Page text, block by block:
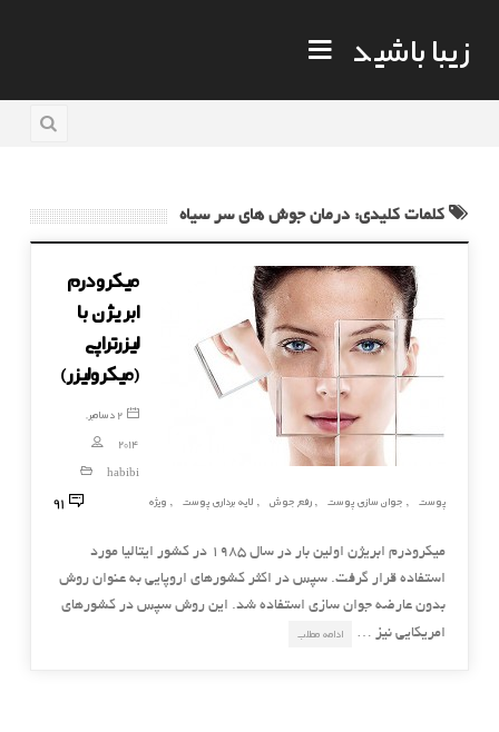
زیبا باشید
کلمات کلیدی: درمان جوش های سر سیاه
میکرودرم
ابریژن با
لیزرتراپی
(میکرولیزر)
2 دسامبر,
2014
habibi
پوست
, جوان سازی پوست , رفع جوش , لایه برداری پوست , ویژه 91
میکرودرم ابریژن اولین بار در سال ۱۹۸۵ در کشور ایتالیا مورد
استفاده قرار گرفت. سپس در اکثر کشورهای اروپایی به عنوان روش
بدون عارضه جوان سازی استفاده شد. این روش سپس در کشورهای
امریکایی نیز …
ادامه مطلب